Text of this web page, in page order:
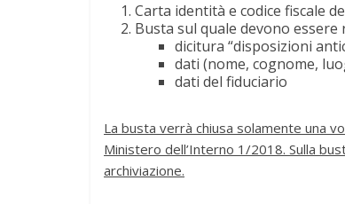
Carta identità e codice fiscale
Busta sul quale devono
dicitura “disposizioni
dati (nome, cognome,
dati del fiduciario
La busta verrà chiusa solamente una
Ministero dell’Interno 1/2018. Sulla
archiviazione.